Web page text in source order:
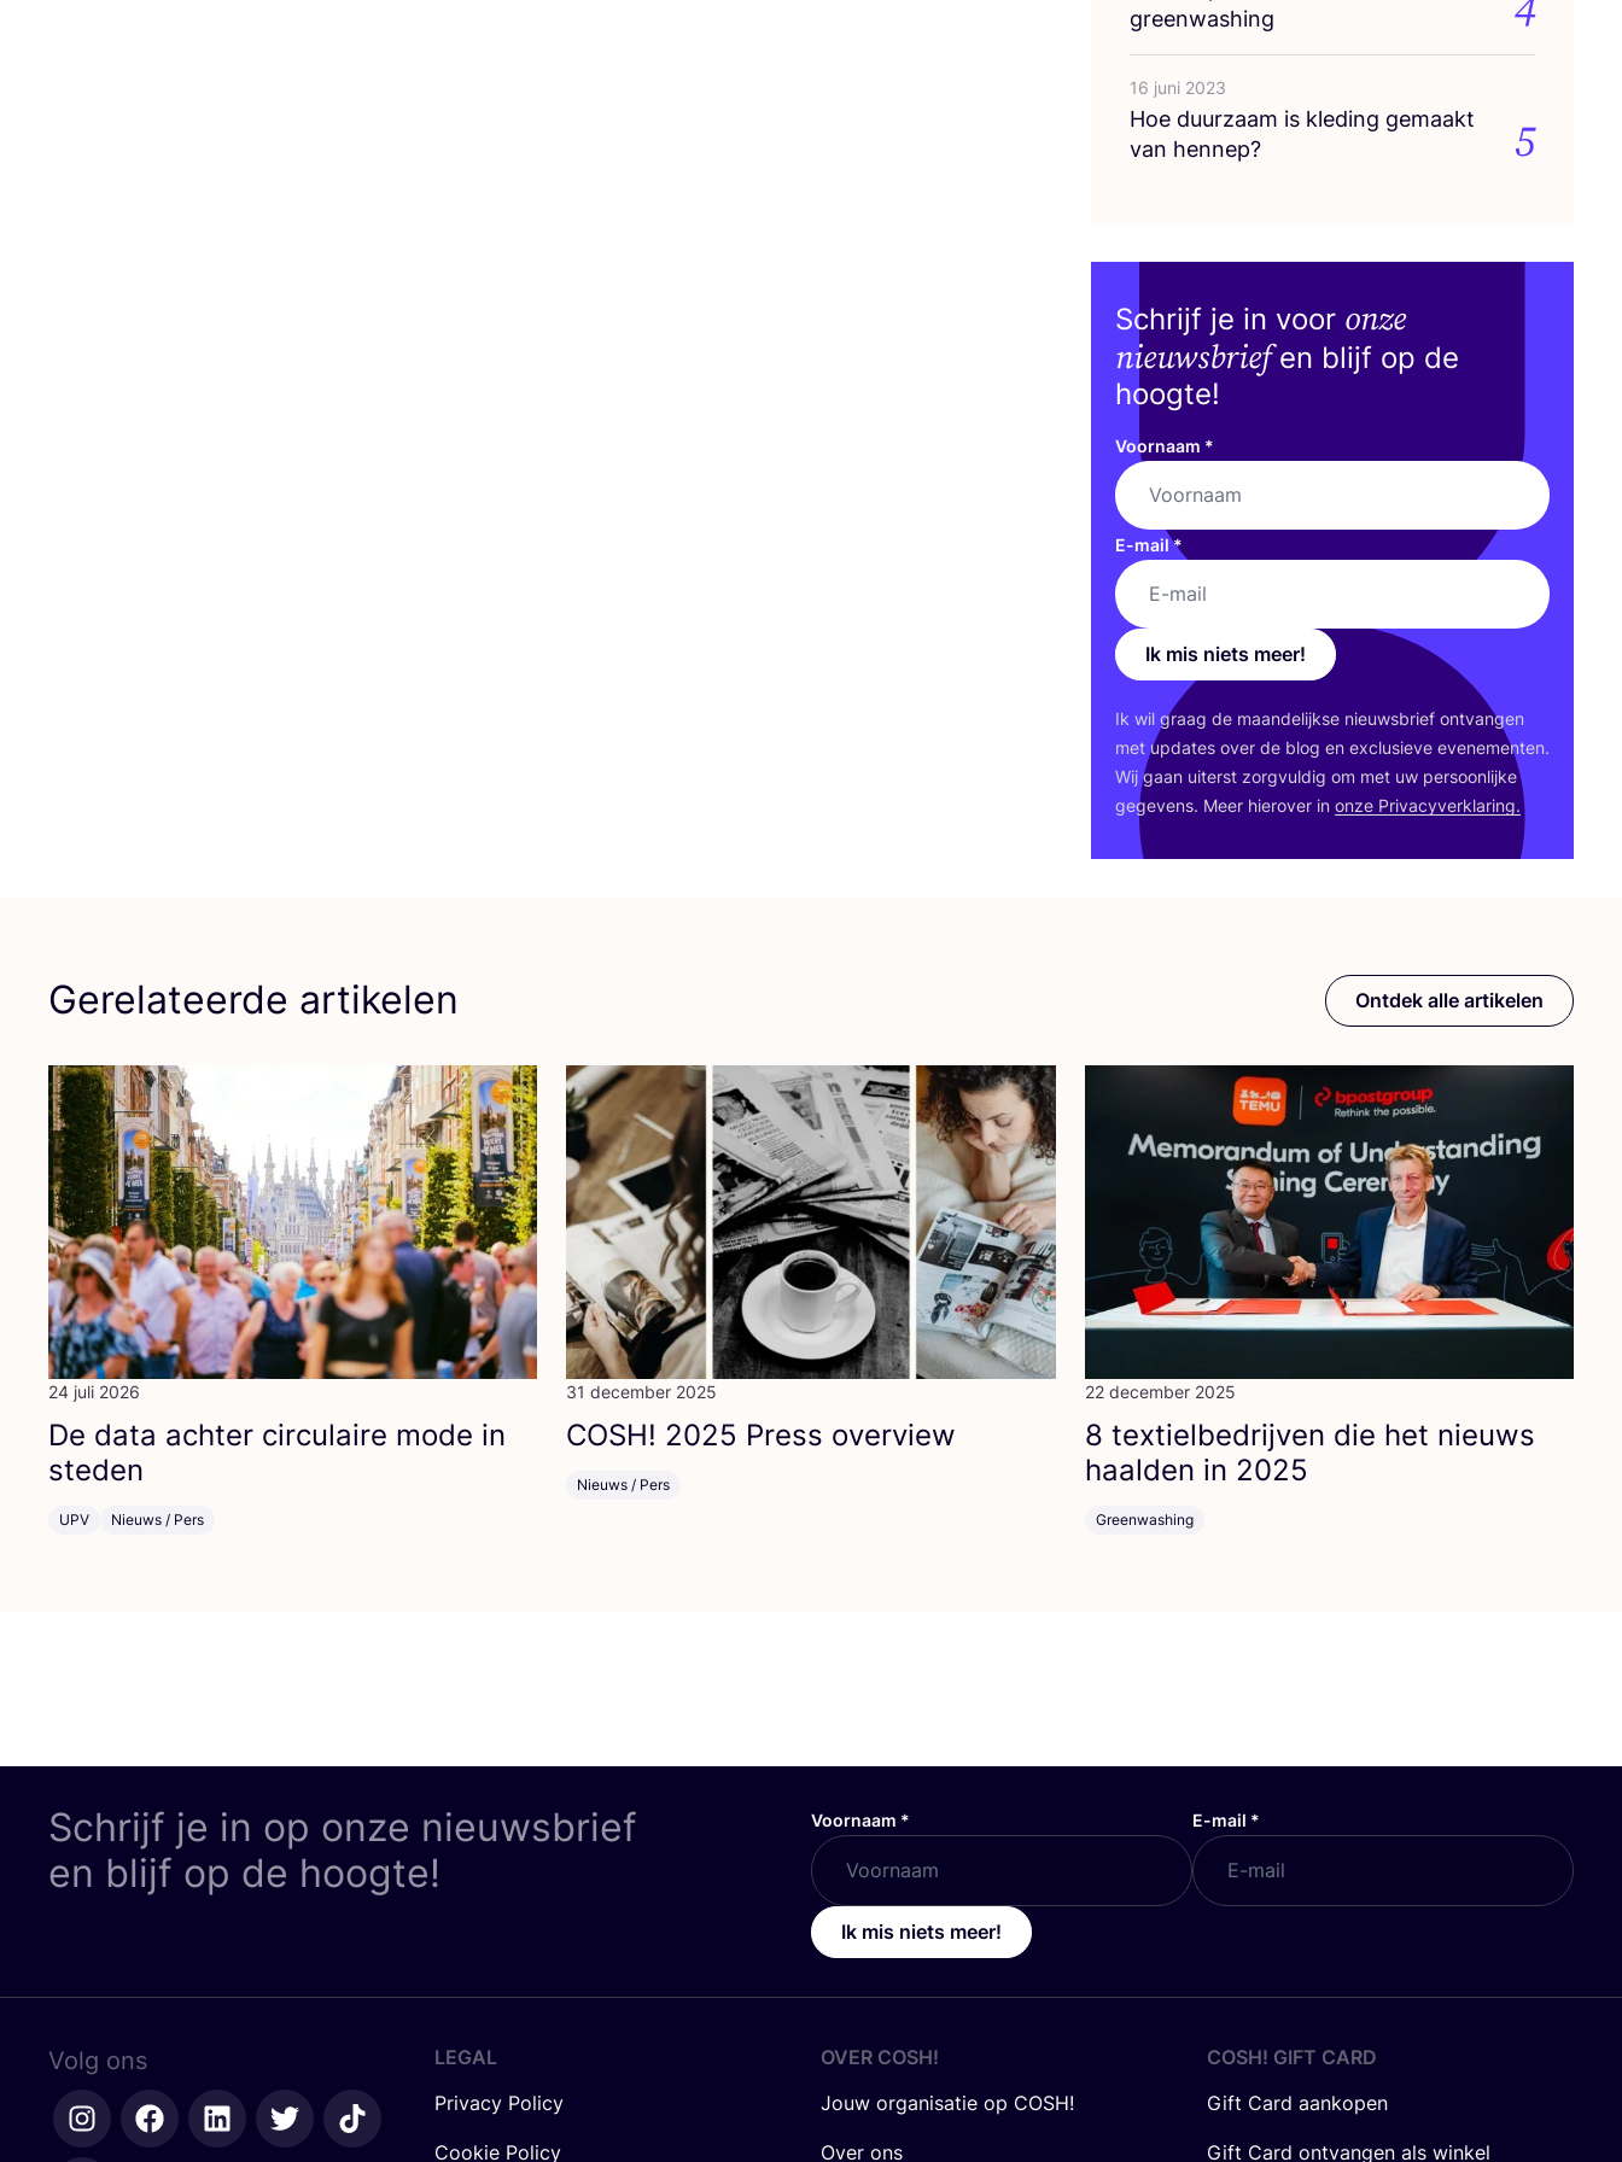
greenwashing
4
16 juni 2023
Hoe duur­zaam is kle­ding gemaakt
van hennep?
5
Schrijf je in voor onze
nieuwsbriefen blijf op de
hoogte!
Voornaam *
E-mail*
Ik mis niets meer!
Ik wil graag de maan­de­lijk­se nieuws­brief ont­van­gen
met upda­tes over de blog en exclu­sie­ve eve­ne­men­ten.
Wij gaan uiterst zorg­vul­dig om met uw per­soon­lij­ke
gege­vens. Meer hier­over in onze Pri­va­cy­ver­kla­ring.
Gerelateerde artikelen
24 juli 2026
De data ach­ter cir­cu­lai­re mode in
steden
UPV Nieuws / Pers
31 december 2025
COSH! 2025 Press overview
Nieuws / Pers
22 december 2025
8 tex­tiel­be­drij­ven die het nieuws
haal­den in 2025
Greenwashing
Ontdek alle artikelen
Schrijf je in op onze nieuwsbrief
en blijf op de hoogte!
Voornaam * E-mail *
Ik mis niets meer!
Volg ons
LEGAL
Privacy Policy
Cookie Policy
OVER COSH!
Jouw organisatie op COSH!
Over ons
COSH! GIFT CARD
Gift Card aankopen
Gift Card ontvangen als winkel